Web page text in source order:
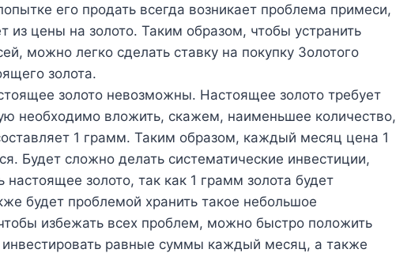
его продать всегда возникает проблема примеси,
из цены на золото. Таким образом, чтобы устранить
можно легко сделать ставку на покупку Золотого
золота.
золото невозможны. Настоящее золото требует
необходимо вложить, скажем, наименьшее количество,
1 грамм. Таким образом, каждый месяц цена 1
Будет сложно делать систематические инвестиции,
настоящее золото, так как 1 грамм золота будет
будет проблемой хранить такое небольшое
избежать всех проблем, можно быстро положить
равные суммы каждый месяц, а также